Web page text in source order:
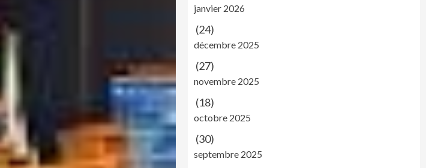
janvier 2026
(24)
décembre 2025
(27)
novembre 2025
(18)
octobre 2025
(30)
septembre 2025